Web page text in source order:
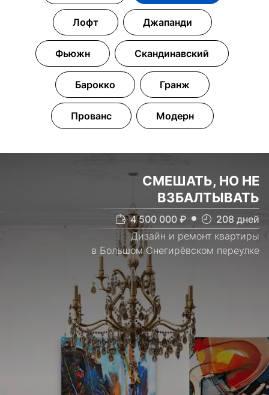
Лофт Джапанди
Фьюжн Скандинавский
Барокко Гранж
Прованс Модерн
СМЕШАТЬ, НО НЕ
ВЗБАЛТЫВАТЬ
4 500 000 ₽ 208 дней
Дизайн и ремонт квартиры
в Большом Снегирёвском переулке